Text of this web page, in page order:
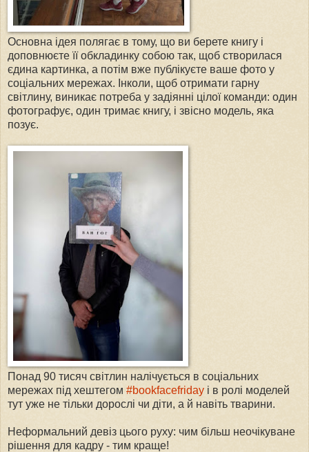
Основна ідея полягає в тому, що ви берете книгу і
доповнюєте її обкладинку собою так, щоб створилася
єдина картинка, а потім вже публікуєте ваше фото у
соціальних мережах. Інколи, щоб отримати гарну
світлину, виникає потреба у задіянні цілої команди: один
фотографує, один тримає книгу, і звісно модель, яка
позує.
Понад 90 тисяч світлин налічується в соціальних
мережах під хештегом #bookfacefriday і в ролі моделей
тут уже не тільки дорослі чи діти, а й навіть тварини.
Неформальний девіз цього руху: чим більш неочікуване
рішення для кадру - тим краще!